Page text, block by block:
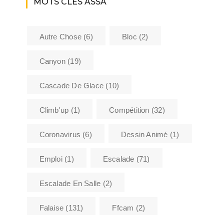
MOTS CLÉS ASSA
Autre Chose(6) Bloc (2)
Canyon(19)
Cascade De Glace (10)
Climb'up (1) Compétition (32)
Coronavirus (6) Dessin Animé (1)
Emploi(1) Escalade (71)
Escalade En Salle (2)
Falaise (131) Ffcam (2)